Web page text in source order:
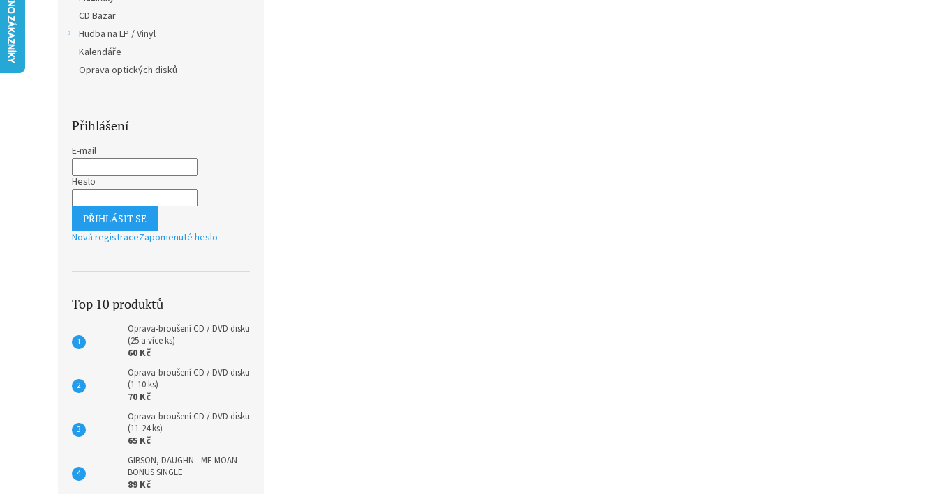
CD Bazar
Hudba na LP / Vinyl
Kalendáře
Oprava optických disků
Přihlášení
E-mail
Heslo
PŘIHLÁSIT SE
Nová registraceZapomenuté heslo
Top 10 produktů
Oprava-broušení CD / DVD disku
(25 a více ks)
60 Kč
Oprava-broušení CD / DVD disku
(1-10 ks)
70 Kč
Oprava-broušení CD / DVD disku
(11-24 ks)
65 Kč
GIBSON, DAUGHN - ME MOAN -
BONUS SINGLE
89 Kč